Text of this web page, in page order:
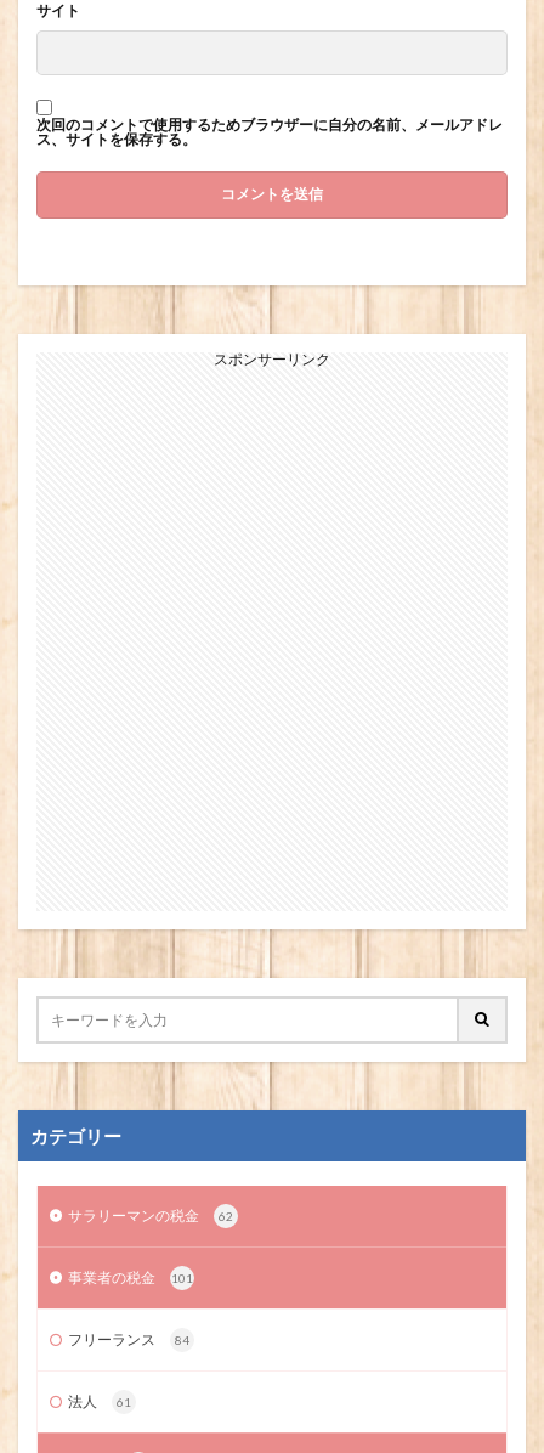
サイト
次回のコメントで使用するためブラウザーに自分の名前、メールアドレ
ス、サイトを保存する。
スポンサーリンク
カテゴリー
サラリーマンの税金 62
事業者の税金 101
フリーランス 84
法人 61